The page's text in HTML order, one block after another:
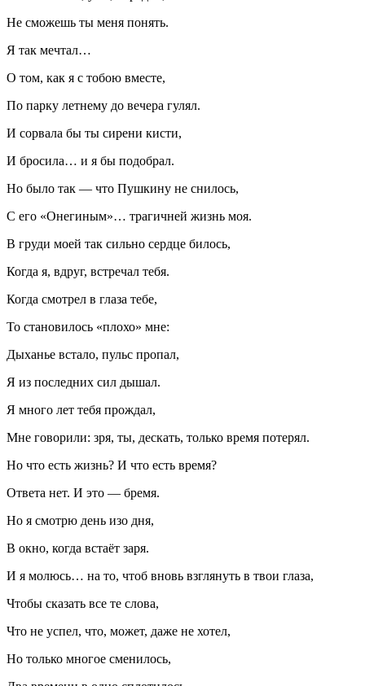
Не сможешь ты меня понять.
Я так мечтал…
О том, как я с тобою вместе,
По парку летнему до вечера гулял.
И сорвала бы ты сирени кисти,
И бросила… и я бы подобрал.
Но было так — что Пушкину не снилось,
С его «Онегиным»… трагичней жизнь моя.
В груди моей так сильно сердце билось,
Когда я, вдруг, встречал тебя.
Когда смотрел в глаза тебе,
То становилось «плохо» мне:
Дыханье встало, пульс пропал,
Я из последних сил дышал.
Я много лет тебя прождал,
Мне говорили: зря, ты, дескать, только время потерял.
Но что есть жизнь? И что есть время?
Ответа нет. И это — бремя.
Но я смотрю день изо дня,
В окно, когда встаёт заря.
И я молюсь… на то, чтоб вновь взглянуть в твои глаза,
Чтобы сказать все те слова,
Что не успел, что, может, даже не хотел,
Но только многое сменилось,